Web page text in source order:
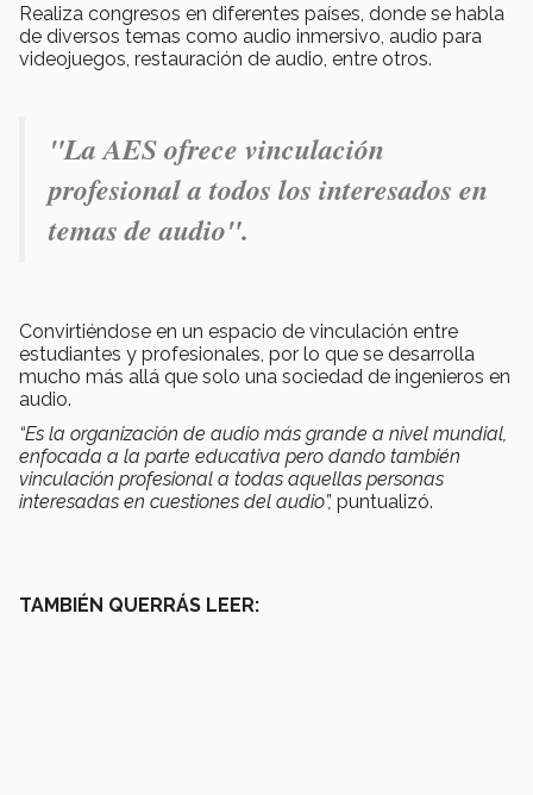
Realiza congresos en diferentes países, donde se habla
de diversos temas como audio inmersivo, audio para
videojuegos, restauración de audio, entre otros.
"La AES ofrece vinculación
profesional a todos los interesados en
temas de audio".
Convirtiéndose en un espacio de vinculación entre
estudiantes y profesionales, por lo que se desarrolla
mucho más allá que solo una sociedad de ingenieros en
audio.
“Es la organización de audio más grande a nivel mundial,
enfocada a la parte educativa pero dando también
vinculación profesional a todas aquellas personas
interesadas en cuestiones del audio”, puntualizó.
TAMBIÉN QUERRÁS LEER: